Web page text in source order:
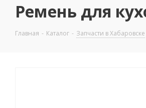
Ремень для
Главная - Каталог - Запчасти в Хабаровске